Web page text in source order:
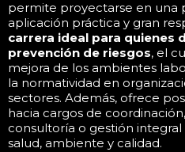
permite proyectarse en una
aplicación práctica y gran
carrera ideal para quienes
prevención de riesgos, el
mejora de los ambientes
la normatividad en
sectores. Además, ofrece
hacia cargos de
consultoría o gestión
salud, ambiente y calidad.